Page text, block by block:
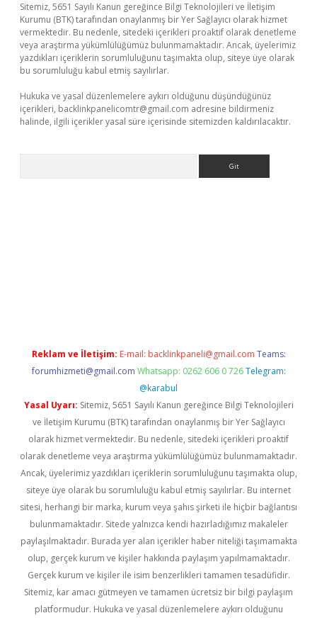
Sitemiz, 5651 Sayılı Kanun gereğince Bilgi Teknolojileri ve İletişim
Kurumu (BTK) tarafından onaylanmış bir Yer Sağlayıcı olarak hizmet
vermektedir. Bu nedenle, sitedeki içerikleri proaktif olarak denetleme
veya araştırma yükümlülüğümüz bulunmamaktadır. Ancak, üyelerimiz
yazdıkları içeriklerin sorumluluğunu taşımakta olup, siteye üye olarak
bu sorumluluğu kabul etmiş sayılırlar.
Hukuka ve yasal düzenlemelere aykırı olduğunu düşündüğünüz
içerikleri, backlinkpanelicomtr@gmail.com adresine bildirmeniz
halinde, ilgili içerikler yasal süre içerisinde sitemizden kaldırılacaktır.
Reklam ve İletişim: E-mail: backlinkpaneli@gmail.com Teams:
forumhizmeti@gmail.com Whatsapp: 0262 606 0 726 Telegram:
@karabul
Yasal Uyarı: Sitemiz, 5651 Sayılı Kanun gereğince Bilgi Teknolojileri
ve İletişim Kurumu (BTK) tarafından onaylanmış bir Yer Sağlayıcı
olarak hizmet vermektedir. Bu nedenle, sitedeki içerikleri proaktif
olarak denetleme veya araştırma yükümlülüğümüz bulunmamaktadır.
Ancak, üyelerimiz yazdıkları içeriklerin sorumluluğunu taşımakta olup,
siteye üye olarak bu sorumluluğu kabul etmiş sayılırlar. Bu internet
sitesi, herhangi bir marka, kurum veya şahıs şirketi ile hiçbir bağlantısı
bulunmamaktadır. Sitede yalnızca kendi hazırladığımız makaleler
paylaşılmaktadır. Burada yer alan içerikler haber niteliği taşımamakta
olup, gerçek kurum ve kişiler hakkında paylaşım yapılmamaktadır.
Gerçek kurum ve kişiler ile isim benzerlikleri tamamen tesadüfidir.
Sitemiz, kar amacı gütmeyen ve tamamen ücretsiz bir bilgi paylaşım
platformudur. Hukuka ve yasal düzenlemelere aykırı olduğunu